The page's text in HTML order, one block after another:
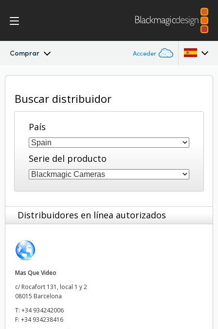
Comprar Acceder
Blackmagic RAW
Australia
Austria
Brazil
Canada
Denmark
Germany
Hong Kong SAR, China
India
Buscar distribuidor
País
Serie del producto
Distribuidores en línea autorizados
Mas Que Video
c/ Rocafort 131, local 1 y 2
08015 Barcelona
T: +34 934242006
F: +34 934238416